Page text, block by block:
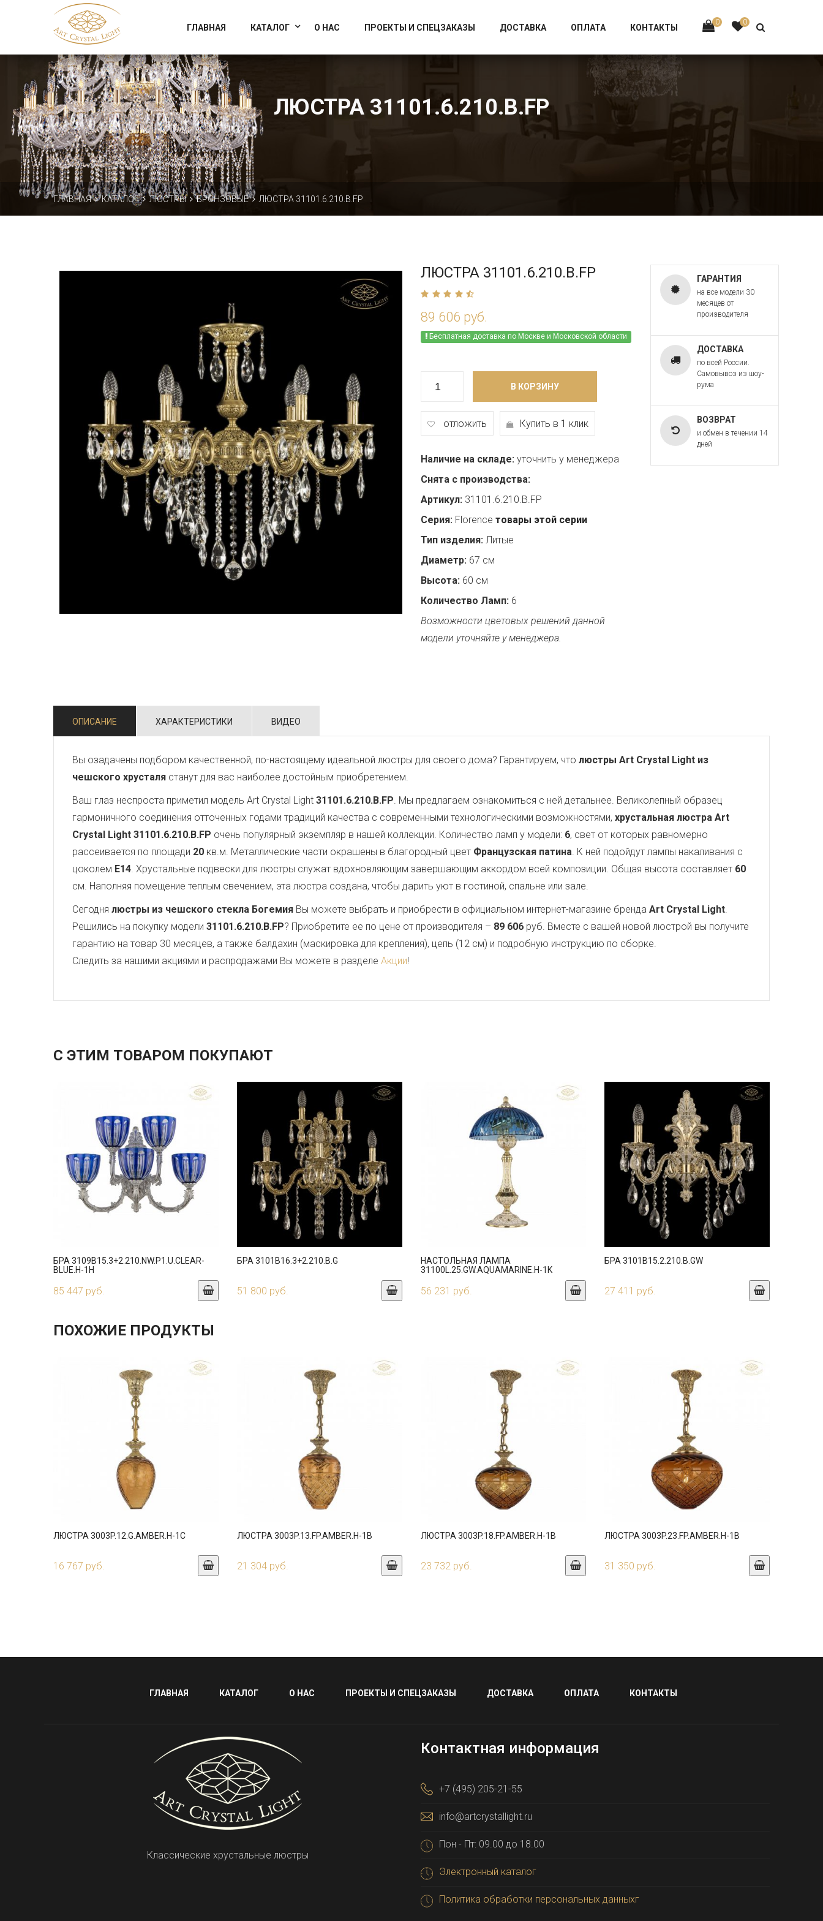
Официальный магазин фабрики Art Crystal Light
0 0
ГЛАВНАЯ КАТАЛОГ О НАС ПРОЕКТЫ И СПЕЦЗАКАЗЫ ДОСТАВКА ОПЛАТА КОНТАКТЫ
ЛЮСТРА 31101.6.210.B.FP
ГЛАВНАЯ КАТАЛОГ ЛЮСТРЫ БРОНЗОВЫЕ ЛЮСТРА 31101.6.210.B.FP
ЛЮСТРА 31101.6.210.B.FP
89 606 руб.
Бесплатная доставка по Москве и Московской области
В КОРЗИНУ
отложить Купить в 1 клик
Наличие на складе: уточнить у менеджера
Снята с производства:
Артикул: 31101.6.210.B.FP
Серия: Florence товары этой серии
Тип изделия: Литые
Диаметр: 67 см
Высота: 60 см
Количество Ламп: 6
Возможности цветовых решений данной
модели уточняйте у менеджера.
ГАРАНТИЯ
на все модели 30
месяцев от
производителя
ДОСТАВКА
по всей России.
Самовывоз из шоу-
рума
ВОЗВРАТ
и обмен в течении 14
дней
ОПИСАНИЕ ХАРАКТЕРИСТИКИ ВИДЕО
Вы озадачены подбором качественной, по-настоящему идеальной люстры для своего дома? Гарантируем, что люстры Art Crystal Light из
чешского хрусталя станут для вас наиболее достойным приобретением.
Ваш глаз неспроста приметил модель Art Crystal Light 31101.6.210.B.FP. Мы предлагаем ознакомиться с ней детальнее. Великолепный образец
гармоничного соединения отточенных годами традиций качества с современными технологическими возможностями, хрустальная люстра Art
Crystal Light 31101.6.210.B.FP очень популярный экземпляр в нашей коллекции. Количество ламп у модели: 6, свет от которых равномерно
рассеивается по площади 20 кв.м. Металлические части окрашены в благородный цвет Французская патина. К ней подойдут лампы накаливания с
цоколем E14. Хрустальные подвески для люстры служат вдохновляющим завершающим аккордом всей композиции. Общая высота составляет 60
см. Наполняя помещение теплым свечением, эта люстра создана, чтобы дарить уют в гостиной, спальне или зале.
Сегодня люстры из чешского стекла Богемия Вы можете выбрать и приобрести в официальном интернет-магазине бренда Art Crystal Light.
Решились на покупку модели 31101.6.210.B.FP? Приобретите ее по цене от производителя – 89 606 руб. Вместе с вашей новой люстрой вы получите
гарантию на товар 30 месяцев, а также балдахин (маскировка для крепления), цепь (12 см) и подробную инструкцию по сборке.
Следить за нашими акциями и распродажами Вы можете в разделе Акции!
С ЭТИМ ТОВАРОМ ПОКУПАЮТ
БРА 3109B15.3+2.210.NW.P1.U.CLEAR-
BLUE.H-1H
85 447 руб.
БРА 3101B16.3+2.210.B.G
51 800 руб.
НАСТОЛЬНАЯ ЛАМПА
31100L.25.GW.AQUAMARINE.H-1K
56 231 руб.
БРА 3101B15.2.210.B.GW
27 411 руб.
ПОХОЖИЕ ПРОДУКТЫ
ЛЮСТРА 3003P.12.G.AMBER.H-1C
16 767 руб.
ЛЮСТРА 3003P.13.FP.AMBER.H-1B
21 304 руб.
ЛЮСТРА 3003P.18.FP.AMBER.H-1B
23 732 руб.
ЛЮСТРА 3003P.23.FP.AMBER.H-1B
31 350 руб.
ГЛАВНАЯ КАТАЛОГ О НАС ПРОЕКТЫ И СПЕЦЗАКАЗЫ ДОСТАВКА ОПЛАТА КОНТАКТЫ
Классические хрустальные люстры
Контактная информация
+7 (495) 205-21-55
info@artcrystallight.ru
Пон - Пт: 09.00 до 18.00
Электронный каталог
Политика обработки персональных данныхг